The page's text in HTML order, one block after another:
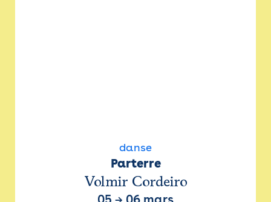
danse
Parterre
Volmir Cordeiro